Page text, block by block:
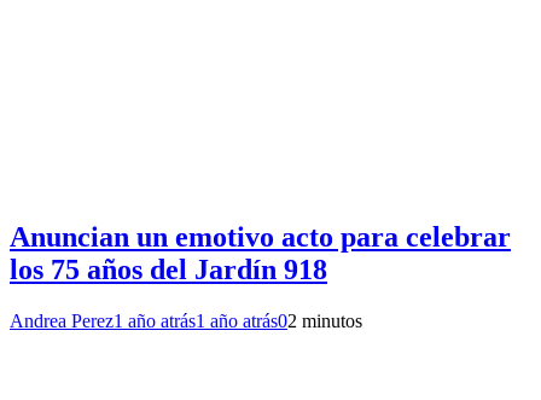
Anuncian un emotivo acto para celebrar
los 75 años del Jardín 918
Andrea Perez1 año atrás1 año atrás02 minutos